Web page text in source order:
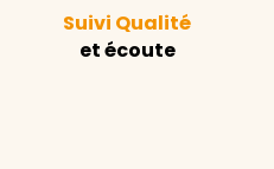
Suivi Qualité
et écoute